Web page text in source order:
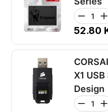
52.80
X1
Design